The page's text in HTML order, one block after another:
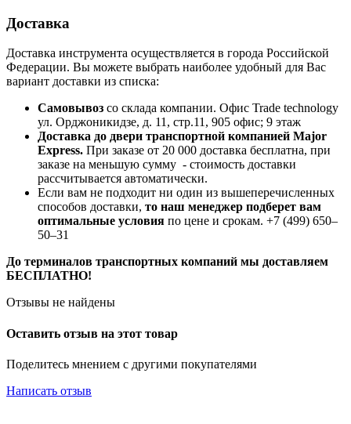
Доставка
Доставка инструмента осуществляется в города Российской
Федерации. Вы можете выбрать наиболее удобный для Вас
вариант доставки из списка:
Самовывоз со склада компании. Офис Trade technology
ул. Орджоникидзе, д. 11, стр.11, 905 офис; 9 этаж
Доставка до двери транспортной компанией Major
Express. При заказе от 20 000 доставка бесплатна, при
заказе на меньшую сумму - стоимость доставки
рассчитывается автоматически.
Если вам не подходит ни один из вышеперечисленных
способов доставки, то наш менеджер подберет вам
оптимальные условия по цене и срокам. +7 (499) 650‒
50‒31
До терминалов транспортных компаний мы доставляем
БЕСПЛАТНО!
Отзывы не найдены
Оставить отзыв на этот товар
Поделитесь мнением с другими покупателями
Написать отзыв